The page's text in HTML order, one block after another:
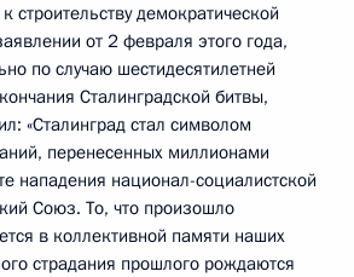
строительству демократической
от 2 февраля этого года,
по случаю шестидесятилетней
Сталинградской битвы,
«Сталинград стал символом
перенесенных миллионами
нападения национал-социалистской
Союз. То, что произошло
в коллективной памяти наших
страдания прошлого рождаются